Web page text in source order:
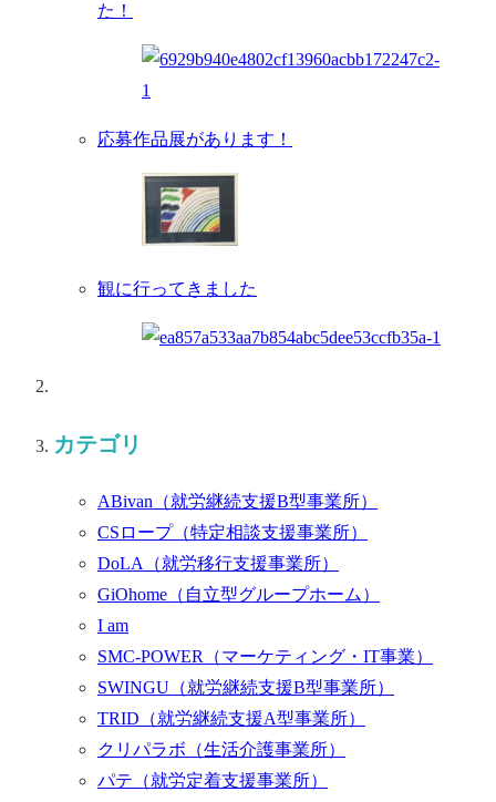
た！
応募作品展があります！
観に行ってきました
カテゴリ
ABivan （就労継続支援B型事業所）
CSロープ （特定相談支援事業所）
DoLA （就労移行支援事業所）
GiOhome （自立型グループホーム）
I am
SMC-POWER （マーケティング・IT事業）
SWINGU （就労継続支援B型事業所）
TRID （就労継続支援A型事業所）
クリパラボ （生活介護事業所）
パテ （就労定着支援事業所）